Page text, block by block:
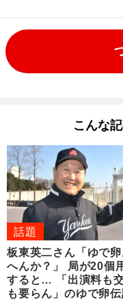
こんな
話題
板東英二さん「ゆで卵
へんか？」 局が20個
すると… 「出演料も
も要らん」のゆで卵